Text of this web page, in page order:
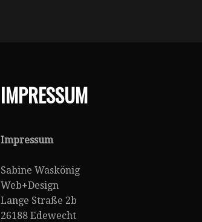
IMPRESSUM
Impressum
Sabine Waskönig
Web+Design
Lange Straße 2b
26188 Edewecht